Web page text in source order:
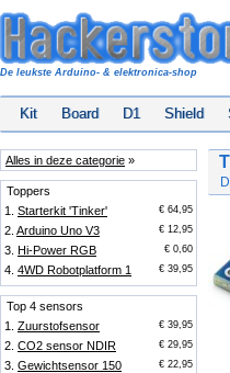
De leukste Arduino- & elektronica-shop
Kit Board D1 Shield
Alles in deze categorie »
Toppers
1. Starterkit 'Tinker' € 64,95
2. Arduino Uno V3 € 12,95
3. Hi-Power RGB € 0,60
4. 4WD Robotplatform 1 € 39,95
Top 4 sensors
1. Zuurstofsensor € 39,95
2. CO2 sensor NDIR € 29,95
3. Gewichtsensor 150 € 22,95